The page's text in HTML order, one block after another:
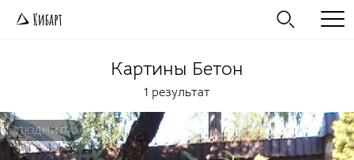
Картины Бетон
1 результат
ЛЮДМИЛА